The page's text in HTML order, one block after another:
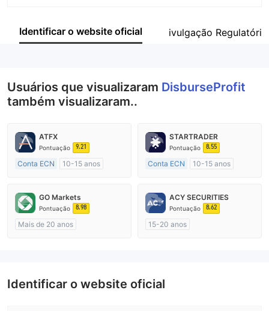
Empresa
Identificar o website oficial ivulgação Regulatória
Usuários que visualizaram DisburseProfit
também visualizaram..
ATFX
Pontuação 9.21
Conta ECN
10-15 anos
Market Marketing (MM)
Etiqueta principal MT4
STARTRADER
Pontuação 8.55
Conta ECN
10-15 anos
Market Marketing (MM)
Etiqueta principal MT4
GO Markets
Pontuação 8.98
Mais de 20 anos
ACY SECURITIES
Pontuação 8.62
15-20 anos
Identificar o website oficial